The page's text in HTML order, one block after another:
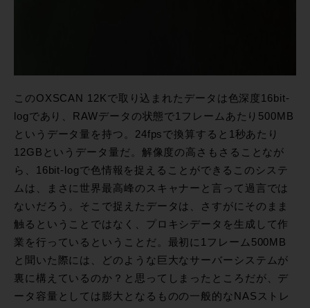
このOXSCAN 12Kで取り込まれたデータは色深度16bit-
logであり、RAWデータの状態で1フレームあたり500MB
というデータ量を持つ。24fpsで換算すると1秒あたり
12GBというデータ量だ。解像度の高さもさることなが
ら、16bit-logで色情報を捉えることができるこのシステ
ムは、まさに世界最高峰のスキャナーと言って過言では
ないだろう。そこで捉えたデータは、さすがにそのまま
触るということではなく、プロキシデータを生成して作
業を行っているということだ。最初に1フレーム500MB
と聞いた際には、どのような巨大なサーバーシステムが
裏に構えているのか？と思ってしまったところだが、デ
ータ容量としては膨大となるものの一般的なNASストレ